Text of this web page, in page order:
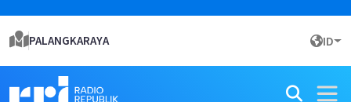
PALANGKARAYA ID